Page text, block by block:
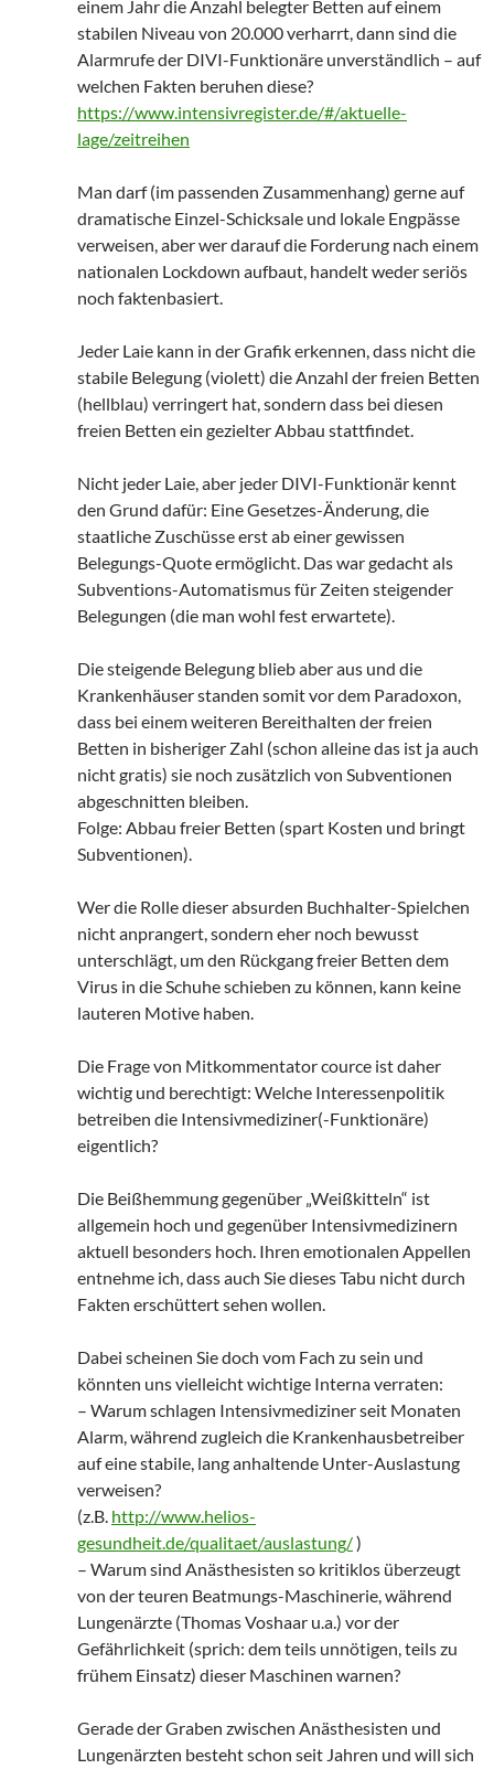
einem Jahr die Anzahl belegter Betten auf einem
stabilen Niveau von 20.000 verharrt, dann sind die
Alarmrufe der DIVI-Funktionäre unverständlich – auf
welchen Fakten beruhen diese?
https://www.intensivregister.de/#/aktuelle-
lage/zeitreihen
Man darf (im passenden Zusammenhang) gerne auf
dramatische Einzel-Schicksale und lokale Engpässe
verweisen, aber wer darauf die Forderung nach einem
nationalen Lockdown aufbaut, handelt weder seriös
noch faktenbasiert.
Jeder Laie kann in der Grafik erkennen, dass nicht die
stabile Belegung (violett) die Anzahl der freien Betten
(hellblau) verringert hat, sondern dass bei diesen
freien Betten ein gezielter Abbau stattfindet.
Nicht jeder Laie, aber jeder DIVI-Funktionär kennt
den Grund dafür: Eine Gesetzes-Änderung, die
staatliche Zuschüsse erst ab einer gewissen
Belegungs-Quote ermöglicht. Das war gedacht als
Subventions-Automatismus für Zeiten steigender
Belegungen (die man wohl fest erwartete).
Die steigende Belegung blieb aber aus und die
Krankenhäuser standen somit vor dem Paradoxon,
dass bei einem weiteren Bereithalten der freien
Betten in bisheriger Zahl (schon alleine das ist ja auch
nicht gratis) sie noch zusätzlich von Subventionen
abgeschnitten bleiben.
Folge: Abbau freier Betten (spart Kosten und bringt
Subventionen).
Wer die Rolle dieser absurden Buchhalter-Spielchen
nicht anprangert, sondern eher noch bewusst
unterschlägt, um den Rückgang freier Betten dem
Virus in die Schuhe schieben zu können, kann keine
lauteren Motive haben.
Die Frage von Mitkommentator cource ist daher
wichtig und berechtigt: Welche Interessenpolitik
betreiben die Intensivmediziner(-Funktionäre)
eigentlich?
Die Beißhemmung gegenüber „Weißkitteln“ ist
allgemein hoch und gegenüber Intensivmedizinern
aktuell besonders hoch. Ihren emotionalen Appellen
entnehme ich, dass auch Sie dieses Tabu nicht durch
Fakten erschüttert sehen wollen.
Dabei scheinen Sie doch vom Fach zu sein und
könnten uns vielleicht wichtige Interna verraten:
– Warum schlagen Intensivmediziner seit Monaten
Alarm, während zugleich die Krankenhausbetreiber
auf eine stabile, lang anhaltende Unter-Auslastung
verweisen?
(z.B. http://www.helios-
gesundheit.de/qualitaet/auslastung/)
– Warum sind Anästhesisten so kritiklos überzeugt
von der teuren Beatmungs-Maschinerie, während
Lungenärzte (Thomas Voshaar u.a.) vor der
Gefährlichkeit (sprich: dem teils unnötigen, teils zu
frühem Einsatz) dieser Maschinen warnen?
Gerade der Graben zwischen Anästhesisten und
Lungenärzten besteht schon seit Jahren und will sich